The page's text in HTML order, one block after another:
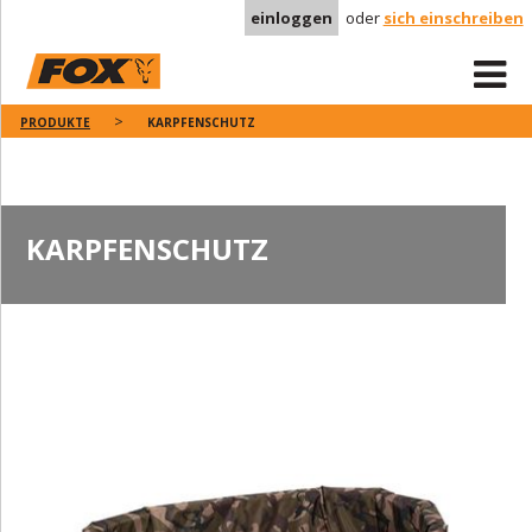
einloggen oder sich einschreiben
PRODUKTE KARPFENSCHUTZ
KARPFENSCHUTZ